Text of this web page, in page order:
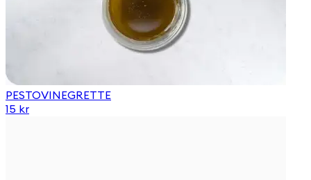
PESTOVINEGRETTE
15 kr